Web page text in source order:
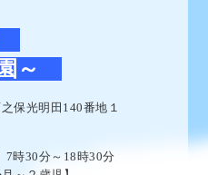
～
保光明田140番地１
時30分～18時30分